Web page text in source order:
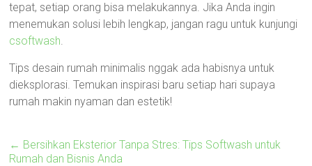
tepat, setiap orang bisa melakukannya. Jika Anda ingin
menemukan solusi lebih lengkap, jangan ragu untuk kunjungi
csoftwash.
Tips desain rumah minimalis nggak ada habisnya untuk
dieksplorasi. Temukan inspirasi baru setiap hari supaya
rumah makin nyaman dan estetik!
← Bersihkan Eksterior Tanpa Stres: Tips Softwash untuk
Rumah dan Bisnis Anda